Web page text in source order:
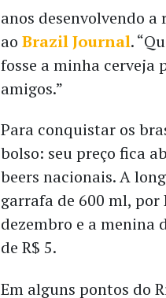
anos desenvolvendo a
aoBrazil Journal.
fosse a minha cerveja
amigos.”
Para conquistar os
bolso: seu preço fica
beers nacionais. A
garrafa de 600 ml,
dezembro e a menina
de R$ 5.
Em alguns pontos do